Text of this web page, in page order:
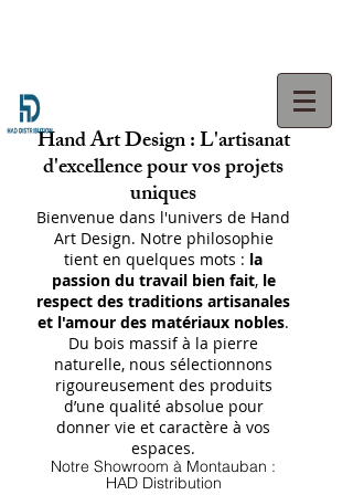
Hand Art Design : L'artisanat
d'excellence pour vos projets
uniques
Bienvenue dans l'univers de Hand
Art Design. Notre philosophie
tient en quelques mots : la
passion du travail bien fait, le
respect des traditions artisanales
et l'amour des matériaux nobles.
Du bois massif à la pierre
naturelle, nous sélectionnons
rigoureusement des produits
d’une qualité absolue pour
donner vie et caractère à vos
espaces.
Notre Showroom à Montauban :
HAD Distribution